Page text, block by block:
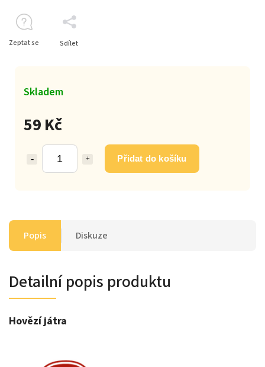
59 Kč
Přidat do košíku
Skladem
Zeptat se Sdílet
Popis Diskuze
Detailní popis produktu
Hovězí játra